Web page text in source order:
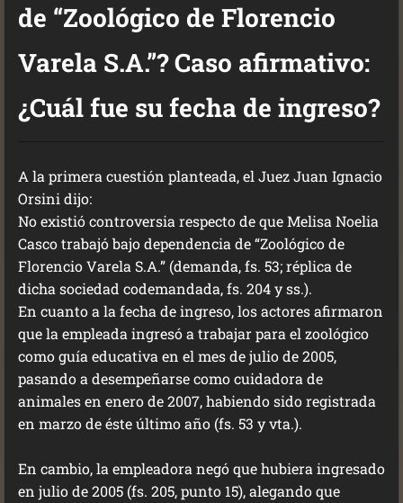
de “Zoológico de Florencio
Varela S.A.”? Caso afirmativo:
¿Cuál fue su fecha de ingreso?
A la primera cuestión planteada, el Juez Juan Ignacio
Orsini dijo:
No existió controversia respecto de que Melisa Noelia
Casco trabajó bajo dependencia de “Zoológico de
Florencio Varela S.A.” (demanda, fs. 53; réplica de
dicha sociedad codemandada, fs. 204 y ss.).
En cuanto a la fecha de ingreso, los actores afirmaron
que la empleada ingresó a trabajar para el zoológico
como guía educativa en el mes de julio de 2005,
pasando a desempeñarse como cuidadora de
animales en enero de 2007, habiendo sido registrada
en marzo de éste último año (fs. 53 y vta.).
En cambio, la empleadora negó que hubiera ingresado
en julio de 2005 (fs. 205, punto 15), alegando que